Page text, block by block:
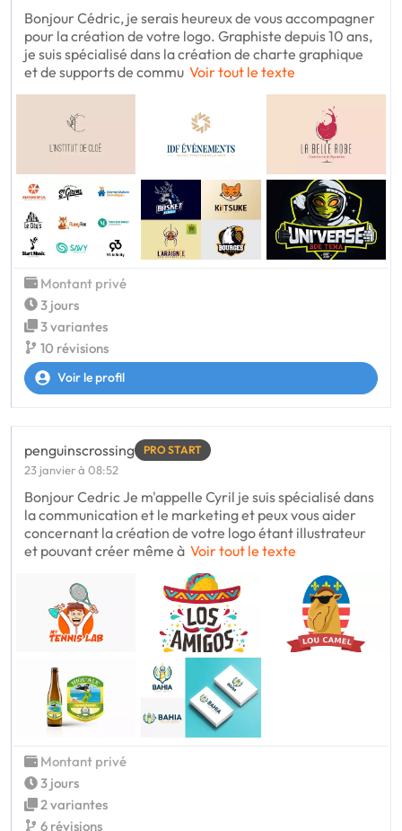
Bonjour Cédric, je serais heureux de vous accompagner
pour la création de votre logo. Graphiste depuis 10 ans,
je suis spécialisé dans la création de charte graphique
et de supports de commu Voir tout le texte
Montant privé
3 jours
3 variantes
10 révisions
Voir le profil
penguinscrossing PRO START
23 janvier à 08:52
Bonjour Cedric Je m'appelle Cyril je suis spécialisé dans
la communication et le marketing et peux vous aider
concernant la création de votre logo étant illustrateur
et pouvant créer même à Voir tout le texte
Montant privé
3 jours
2 variantes
6 révisions